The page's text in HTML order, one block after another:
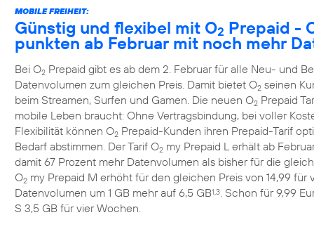
MOBILE FREIHEIT:
Günstig und flexibel mit O2 Prepaid -
punkten ab Februar mit noch mehr
Bei O2 Prepaid gibt es ab dem 2. Februar für alle Neu- und
Datenvolumen zum gleichen Preis. Damit bietet O2 seinen
beim Streamen, Surfen und Gamen. Die neuen O2 Prepaid
mobile Leben braucht: Ohne Vertragsbindung, bei voller
Flexibilität können O2 Prepaid-Kunden ihren Prepaid-Tarif
Bedarf abstimmen. Der Tarif O2 my Prepaid L erhält ab
damit 67 Prozent mehr Datenvolumen als bisher für die
O2 my Prepaid M erhöht für den gleichen Preis von 14,99 für
Datenvolumen um 1 GB mehr auf 6,5 GB1,3. Schon für 9,99
S 3,5 GB für vier Wochen.